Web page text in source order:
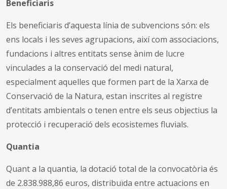
Beneficiaris
Els beneficiaris d’aquesta línia de subvencions són: els
ens locals i les seves agrupacions, així com associacions,
fundacions i altres entitats sense ànim de lucre
vinculades a la conservació del medi natural,
especialment aquelles que formen part de la Xarxa de
Conservació de la Natura, estan inscrites al registre
d’entitats ambientals o tenen entre els seus objectius la
protecció i recuperació dels ecosistemes fluvials.
Quantia
Quant a la quantia, la dotació total de la convocatòria és
de 2.838.988,86 euros, distribuïda entre actuacions en